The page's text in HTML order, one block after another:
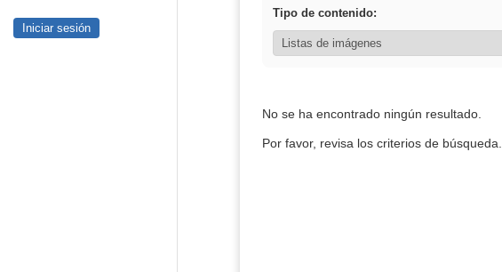
Iniciar sesión
Tipo de contenido:
No se ha encontrado ningún resultado.
Por favor, revisa los criterios de búsqueda.